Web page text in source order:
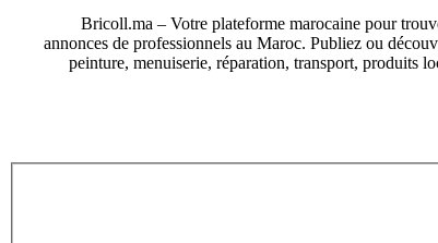
Bricoll.ma – Votre plateforme marocaine pour
annonces de professionnels au Maroc. Publiez ou
peinture, menuiserie, réparation, transport, produits